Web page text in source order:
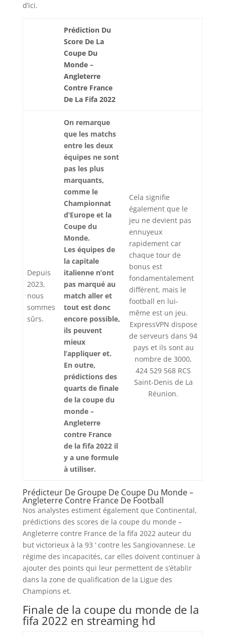
d’ici.
Prédiction Du
Score De La
Coupe Du
Monde –
Angleterre
Contre France
De La Fifa 2022
Depuis
2023,
nous
sommes
sûrs.
On remarque
que les matchs
entre les deux
équipes ne sont
pas les plus
marquants,
comme le
Championnat
d’Europe et la
Coupe du
Monde.
Les équipes de
la capitale
italienne n’ont
pas marqué au
match aller et
tout est donc
encore possible,
ils peuvent
mieux
l’appliquer et.
En outre,
prédictions des
quarts de finale
de la coupe du
monde –
Angleterre
contre France
de la fifa 2022 il
y a une formule
à utiliser.
Cela signifie
également que le
jeu ne devient pas
ennuyeux
rapidement car
chaque tour de
bonus est
fondamentalement
différent, mais le
football en lui-
même est un jeu.
ExpressVPN dispose
de serveurs dans 94
pays et ils sont au
nombre de 3000,
424 529 568 RCS
Saint-Denis de La
Réunion.
Prédicteur De Groupe De Coupe Du Monde –
Angleterre Contre France De Football
Nos analystes estiment également que Continental,
prédictions des scores de la coupe du monde –
Angleterre contre France de la fifa 2022 auteur du
but victorieux à la 93 ‘ contre les Sangiovannese. Le
régime des incapacités, car elles doivent continuer à
ajouter des points qui leur permettent de s’établir
dans la zone de qualification de la Ligue des
Champions et.
Finale de la coupe du monde de la
fifa 2022 en streaming hd